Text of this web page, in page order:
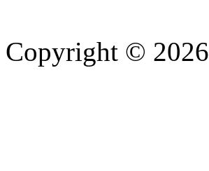
Copyright © 2026